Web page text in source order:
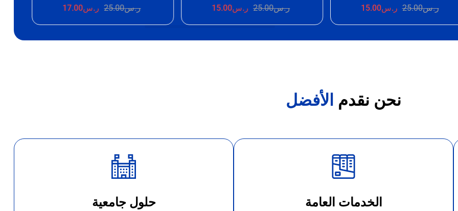
ر.س25.00 ر.س15.00
ر.س25.00 ر.س17.00
ر.س25.00 ر.س15.00
نحن نقدم الأفضل
الخدمات العامة حلول جامعية